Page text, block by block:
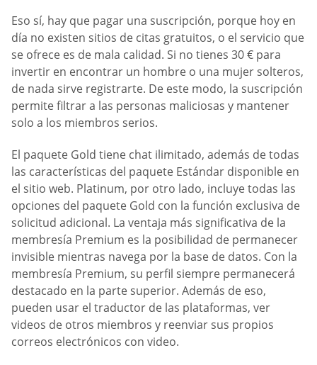
Eso sí, hay que pagar una suscripción, porque hoy en
día no existen sitios de citas gratuitos, o el servicio que
se ofrece es de mala calidad. Si no tienes 30 € para
invertir en encontrar un hombre o una mujer solteros,
de nada sirve registrarte. De este modo, la suscripción
permite filtrar a las personas maliciosas y mantener
solo a los miembros serios.
El paquete Gold tiene chat ilimitado, además de todas
las características del paquete Estándar disponible en
el sitio web. Platinum, por otro lado, incluye todas las
opciones del paquete Gold con la función exclusiva de
solicitud adicional. La ventaja más significativa de la
membresía Premium es la posibilidad de permanecer
invisible mientras navega por la base de datos. Con la
membresía Premium, su perfil siempre permanecerá
destacado en la parte superior. Además de eso,
pueden usar el traductor de las plataformas, ver
videos de otros miembros y reenviar sus propios
correos electrónicos con video.